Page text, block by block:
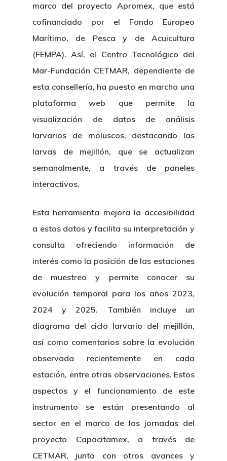
marco del proyecto Apromex, que está
cofinanciado por el Fondo Europeo
Marítimo, de Pesca y de Acuicultura
(FEMPA). Así, el Centro Tecnológico del
Mar-Fundación CETMAR, dependiente de
esta consellería, ha puesto en marcha una
plataforma web que permite la
visualización de datos de análisis
larvarios de moluscos, destacando las
larvas de mejillón, que se actualizan
semanalmente, a través de paneles
interactivos.
Esta herramienta mejora la accesibilidad
a estos datos y facilita su interpretación y
consulta ofreciendo información de
interés como la posición de las estaciones
de muestreo y permite conocer su
evolución temporal para los años 2023,
2024 y 2025. También incluye un
diagrama del ciclo larvario del mejillón,
así como comentarios sobre la evolución
observada recientemente en cada
estación, entre otras observaciones. Estos
aspectos y el funcionamiento de este
instrumento se están presentando al
sector en el marco de las jornadas del
proyecto Capacitamex, a través de
CETMAR, junto con otros avances y